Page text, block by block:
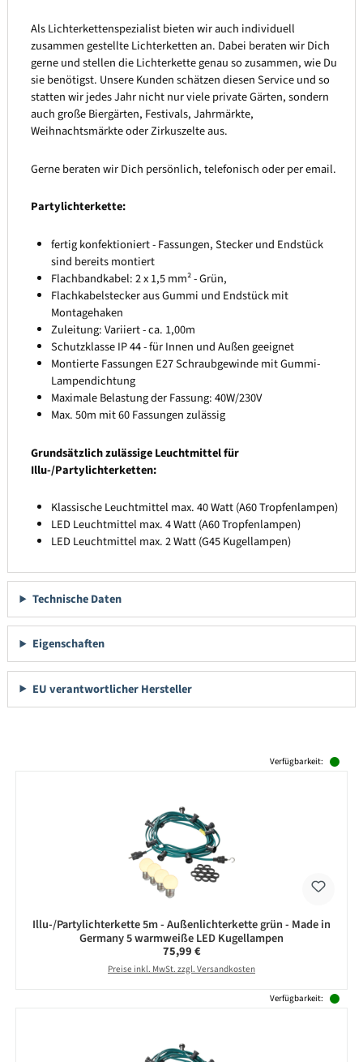
Als Lichterkettenspezialist bieten wir auch individuell
zusammen gestellte Lichterketten an. Dabei beraten wir Dich
gerne und stellen die Lichterkette genau so zusammen, wie Du
sie benötigst. Unsere Kunden schätzen diesen Service und so
statten wir jedes Jahr nicht nur viele private Gärten, sondern
auch große Biergärten, Festivals, Jahrmärkte,
Weihnachtsmärkte oder Zirkuszelte aus.
Gerne beraten wir Dich persönlich, telefonisch oder per email.
Partylichterkette:
fertig konfektioniert - Fassungen, Stecker und Endstück
sind bereits montiert
Flachbandkabel: 2 x 1,5 mm² - Grün,
Flachkabelstecker aus Gummi und Endstück mit
Montagehaken
Zuleitung: Variiert - ca. 1,00m
Schutzklasse IP 44 - für Innen und Außen geeignet
Montierte Fassungen E27 Schraubgewinde mit Gummi-
Lampendichtung
Maximale Belastung der Fassung: 40W/230V
Max. 50m mit 60 Fassungen zulässig
Grundsätzlich zulässige Leuchtmittel für
Illu-/Partylichterketten:
Klassische Leuchtmittel max. 40 Watt (A60 Tropfenlampen)
LED Leuchtmittel max. 4 Watt (A60 Tropfenlampen)
LED Leuchtmittel max. 2 Watt (G45 Kugellampen)
Technische Daten
Eigenschaften
EU verantwortlicher Hersteller
Verfügbarkeit:
Illu-/Partylichterkette 5m - Außenlichterkette grün - Made in
Germany 5 warmweiße LED Kugellampen
Regulärer Preis:
75,99 €
Preise inkl. MwSt. zzgl. Versandkosten
Verfügbarkeit: